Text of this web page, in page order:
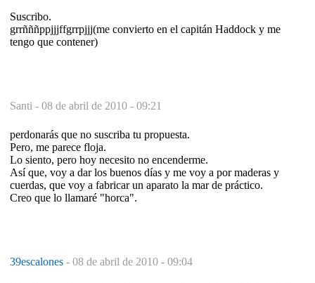
Suscribo.
grrñññppjjjffgrrpjjj(me convierto en el capitán Haddock y me
tengo que contener)
Santi - 08 de abril de 2010 - 09:21
perdonarás que no suscriba tu propuesta.
Pero, me parece floja.
Lo siento, pero hoy necesito no encenderme.
Así que, voy a dar los buenos días y me voy a por maderas y
cuerdas, que voy a fabricar un aparato la mar de práctico.
Creo que lo llamaré "horca".
39escalones - 08 de abril de 2010 - 09:04